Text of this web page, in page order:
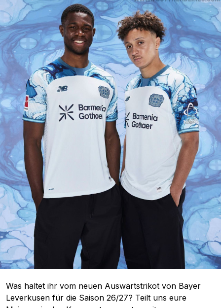
Was haltet ihr vom neuen Auswärtstrikot von Bayer
Leverkusen für die Saison 26/27? Teilt uns eure